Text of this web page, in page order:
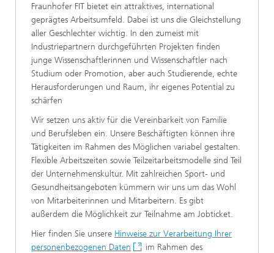
Fraunhofer FIT bietet ein attraktives, international
geprägtes Arbeitsumfeld. Dabei ist uns die Gleichstellung
aller Geschlechter wichtig. In den zumeist mit
Industriepartnern durchgeführten Projekten finden
junge Wissenschaftlerinnen und Wissenschaftler nach
Studium oder Promotion, aber auch Studierende, echte
Herausforderungen und Raum, ihr eigenes Potential zu
schärfen
Wir setzen uns aktiv für die Vereinbarkeit von Familie
und Berufsleben ein. Unsere Beschäftigten können ihre
Tätigkeiten im Rahmen des Möglichen variabel gestalten.
Flexible Arbeitszeiten sowie Teilzeitarbeitsmodelle sind Teil
der Unternehmenskultur. Mit zahlreichen Sport- und
Gesundheitsangeboten kümmern wir uns um das Wohl
von Mitarbeiterinnen und Mitarbeitern. Es gibt
außerdem die Möglichkeit zur Teilnahme am Jobticket.
Hier finden Sie unsere Hinweise zur Verarbeitung Ihrer
personenbezogenen Daten
im Rahmen des